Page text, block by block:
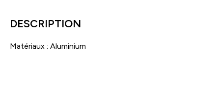
DESCRIPTION
Matériaux : Aluminium